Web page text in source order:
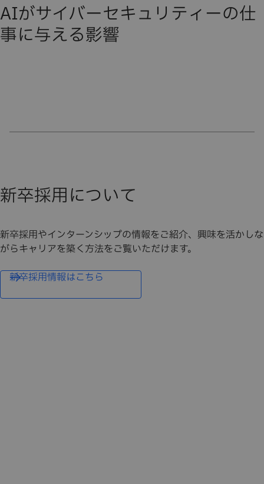
AIがサイバーセキュリティーの仕
事に与える影響
新卒採用について
新卒採用やインターンシップの情報をご紹介、興味を活かしな
がらキャリアを築く方法をご覧いただけます。
新卒採用情報はこちら